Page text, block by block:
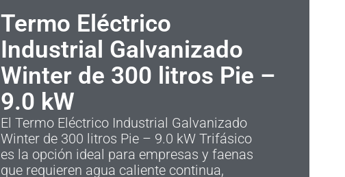
Termo Eléctrico
Industrial Galvanizado
Winter de 300 litros Pie –
9.0 kW
El Termo Eléctrico Industrial Galvanizado
Winter de 300 litros Pie – 9.0 kW Trifásico
es la opción ideal para empresas y faenas
que requieren agua caliente continua,